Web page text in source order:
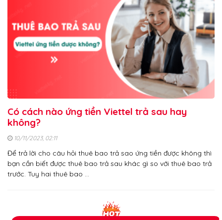
Có cách nào ứng tiền Viettel trả sau hay
không?
10/11/2023, 02:11
Để trả lời cho câu hỏi thuê bao trả sao ứng tiền được không thì
bạn cần biết được thuê bao trả sau khác gì so với thuê bao trả
trước. Tuy hai thuê bao …